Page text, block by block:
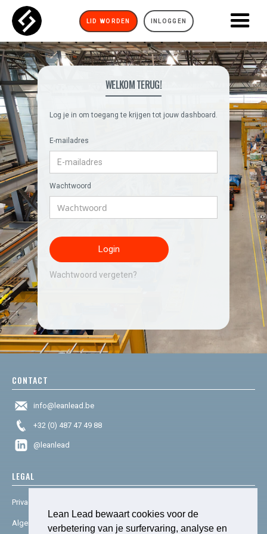
Lean Lead bewaart cookies voor de
verbetering van je surfervaring, analyse en
LID WORDEN INLOGGEN
WELKOM TERUG!
Log je in om toegang te krijgen tot jouw dashboard.
E-mailadres
Wachtwoord
Wachtwoord vergeten?
CONTACT
info@leanlead.be
+32 (0) 487 47 49 88
@leanlead
LEGAL
Privacy & cookies
Algemene voorwaarden